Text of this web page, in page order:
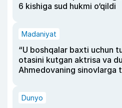
6 kishiga sud hukmi o‘qildi
Madaniyat
“U boshqalar baxti uchun
otasini kutgan aktrisa va
Ahmedovaning sinovlarga
Dunyo